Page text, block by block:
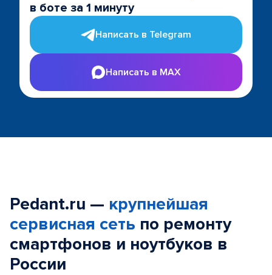
в боте за 1 минуту
Написать в Telegram
Написать в MAX
Pedant.ru — крупнейшая
сервисная сеть по ремонту
смартфонов и ноутбуков в
России